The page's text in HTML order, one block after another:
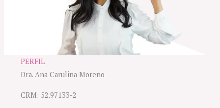
PERFIL
Dra. Ana Carulina Moreno
CRM: 52.97133-2